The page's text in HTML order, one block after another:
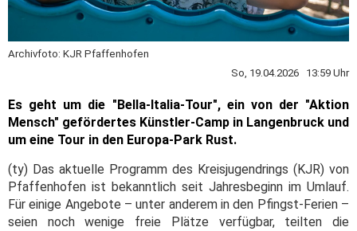
Archivfoto: KJR Pfaffenhofen
So, 19.04.2026 13:59 Uhr
Es geht um die "Bella-Italia-Tour", ein von der "Aktion
Mensch" gefördertes Künstler-Camp in Langenbruck und
um eine Tour in den Europa-Park Rust.
(ty) Das aktuelle Programm des Kreisjugendrings (KJR) von
Pfaffenhofen ist bekanntlich seit Jahresbeginn im Umlauf.
Für einige Angebote – unter anderem in den Pfingst-Ferien –
seien noch wenige freie Plätze verfügbar, teilten die